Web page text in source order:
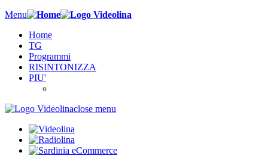
Menu
Home
TG
Programmi
RISINTONIZZA
PIU'
close menu